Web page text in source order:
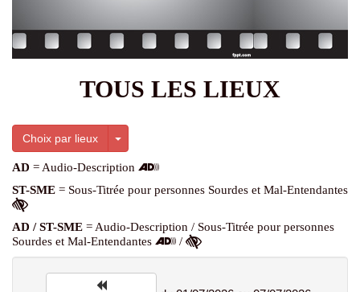
TOUS LES LIEUX
Choix par lieux Toggle Dropdown
AD = Audio-Description
ST-SME = Sous-Titrée pour personnes Sourdes et Mal-Entendantes
AD / ST-SME = Audio-Description / Sous-Titrée pour personnes
Sourdes et Mal-Entendantes
/